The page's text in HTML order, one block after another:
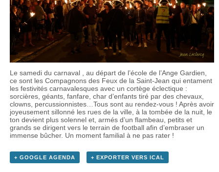
Le samedi du carnaval , au départ de l’école de l’Ange Gardien,
ce sont les Compagnons des Feux de la Saint-Jean qui entament
les festivités carnavalesques avec un cortège éclectique :
sorcières, géants, fanfare, char d’enfants tiré par des chevaux,
clowns, percussionnistes…Tous sont au rendez-vous ! Après avoir
joyeusement sillonné les rues de la ville, à la tombée de la nuit, le
ton devient plus solennel et, armés d’un flambeau, petits et
grands se dirigent vers le terrain de football afin d’embraser un
immense bûcher. Un moment familial à ne pas rater !
+ GOOGLE AGENDA + EXPORTER VERS ICAL